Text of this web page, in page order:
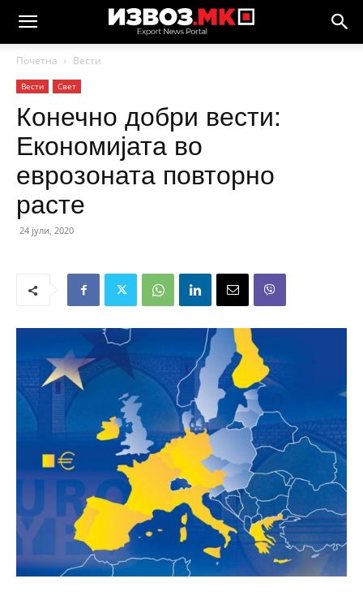
Почетна Вести
Вести Свет
Конечно добри вести:
Економијата во
еврозоната повторно
расте
24 јули, 2020